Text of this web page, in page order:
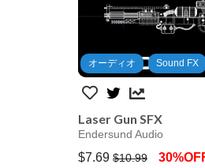
オーディオ Sound FX
Laser Gun SFX
Endersund Audio
$7.69 $10.99